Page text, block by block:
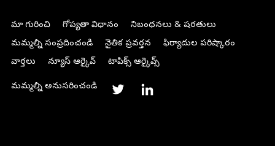
మా గురించి గోప్యతా విధానం
నిబంధనలు & షరతులు
మమ్మల్ని సంప్రదించండి
నైతిక ప్రవర్తన
ఫిర్యాదుల పరిష్కారం
వార్తలు
న్యూస్ ఆర్కైవ్ టాపిక్స్ ఆర్కైవ్స్
మమ్మల్ని అనుసరించండి